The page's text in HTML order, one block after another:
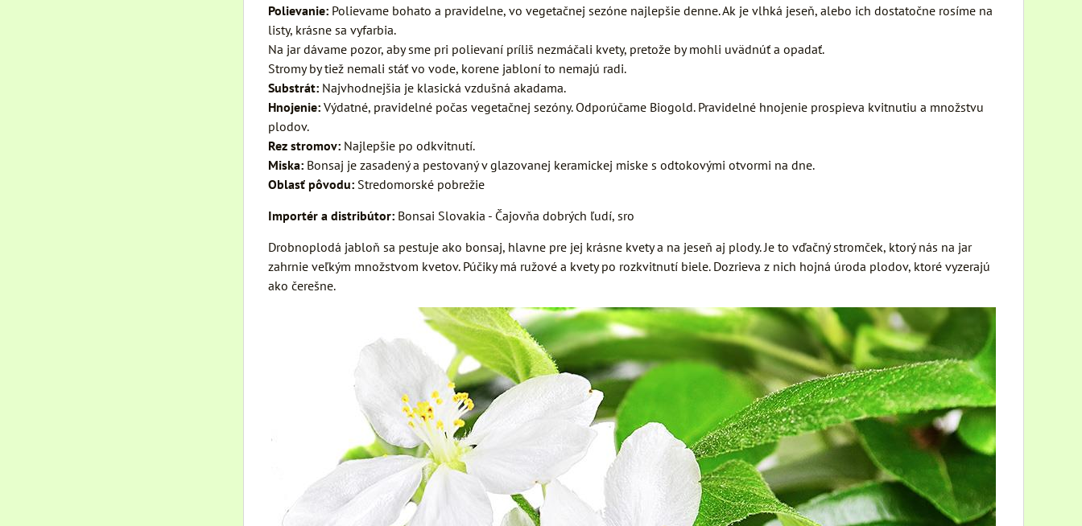
Polievanie: Polievame bohato a pravidelne, vo vegetačnej sezóne najlepšie denne. Ak je vlhká jeseň, alebo ich dostatočne rosíme na
listy, krásne sa vyfarbia.
Na jar dávame pozor, aby sme pri polievaní príliš nezmáčali kvety, pretože by mohli uvädnúť a opadať.
Stromy by tiež nemali stáť vo vode, korene jabloní to nemajú radi.
Substrát: Najvhodnejšia je klasická vzdušná akadama.
Hnojenie: Výdatné, pravidelné počas vegetačnej sezóny. Odporúčame Biogold. Pravidelné hnojenie prospieva kvitnutiu a množstvu
plodov.
Rez stromov: Najlepšie po odkvitnutí.
Miska: Bonsaj je zasadený a pestovaný v glazovanej keramickej miske s odtokovými otvormi na dne.
Oblasť pôvodu: Stredomorské pobrežie
Importér a distribútor: Bonsai Slovakia - Čajovňa dobrých ľudí, sro
Drobnoplodá jabloň sa pestuje ako bonsaj, hlavne pre jej krásne kvety a na jeseň aj plody. Je to vďačný stromček, ktorý nás na jar
zahrnie veľkým množstvom kvetov. Púčiky má ružové a kvety po rozkvitnutí biele. Dozrieva z nich hojná úroda plodov, ktoré vyzerajú
ako čerešne.